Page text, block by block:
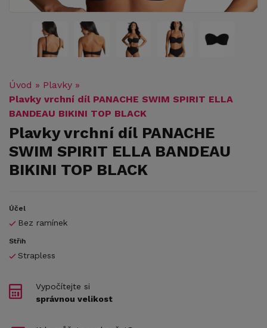
Úvod » Plavky »
Plavky vrchní díl PANACHE SWIM SPIRIT ELLA
BANDEAU BIKINI TOP BLACK
Plavky vrchní díl PANACHE
SWIM SPIRIT ELLA BANDEAU
BIKINI TOP BLACK
Účel
Bez ramínek
Střih
Strapless
Vypočítejte si
správnou velikost